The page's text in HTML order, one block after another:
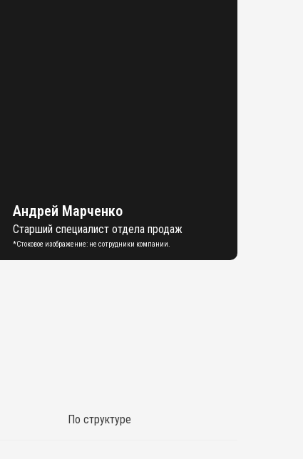
Андрей Марченко
Старший специалист отдела продаж
*Стоковое изображение: не сотрудники компании.
По структуре